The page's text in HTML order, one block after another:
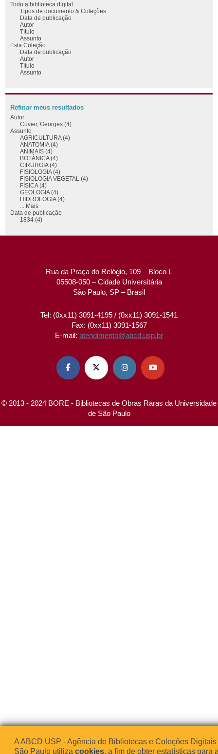
Todo a biblioteca digital
Tipos de documento & Coleções
Data de publicação
Autor
Título
Assunto
Esta Coleção
Data de publicação
Autor
Título
Assunto
Refinar meus resultados
Autor
Cuvier, Georges (4)
Assunto
AGRICULTURA (4)
ANATOMIA (4)
ANIMAIS (4)
BOTÂNICA (4)
CIRURGIA (4)
FISIOLOGIA (4)
FISIOLOGIA VEGETAL (4)
FÍSICA (4)
GEOLOGIA (4)
HIDROLOGIA (4)
... Mais
Data de publicação
1834 (4)
Rua da Praça do Relógio, 109 – Bloco L
05508-050 – Cidade Universitária
São Paulo, SP – Brasil
Tel: (0xx11) 3091-4195 / (0xx11) 3091-1541
Fax: (0xx11) 3091-1567
E-mail: atendimento@abcd.usp.br
   
© 2013 - 2024 BORE - Bibliotecas de Obras Raras da Universidade
de São Paulo
A ABCD USP - Agência de Bibliotecas e Coleções
São Paulo utiliza cookies, a fim de obter estatísticas para